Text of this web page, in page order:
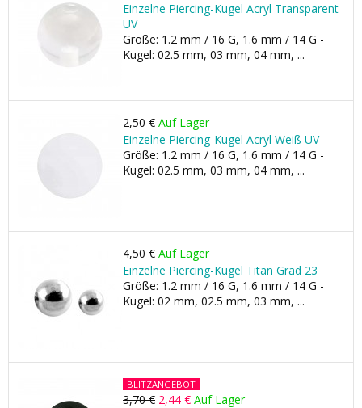
Einzelne Piercing-Kugel Acryl Transparent
UV
Größe: 1.2 mm / 16 G, 1.6 mm / 14 G -
Kugel: 02.5 mm, 03 mm, 04 mm, ...
2,50 € Auf Lager
Einzelne Piercing-Kugel Acryl Weiß UV
Größe: 1.2 mm / 16 G, 1.6 mm / 14 G -
Kugel: 02.5 mm, 03 mm, 04 mm, ...
4,50 € Auf Lager
Einzelne Piercing-Kugel Titan Grad 23
Größe: 1.2 mm / 16 G, 1.6 mm / 14 G -
Kugel: 02 mm, 02.5 mm, 03 mm, ...
BLITZANGEBOT
3,70 € 2,44 € Auf Lager